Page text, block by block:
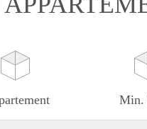
Min.